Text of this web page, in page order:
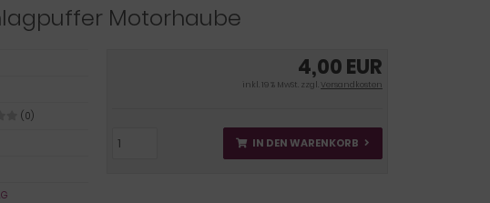
Motorhaube
4,00 EUR
inkl. 19 % MwSt. zzgl.Versandkosten
IN DEN WARENKORB
(0)